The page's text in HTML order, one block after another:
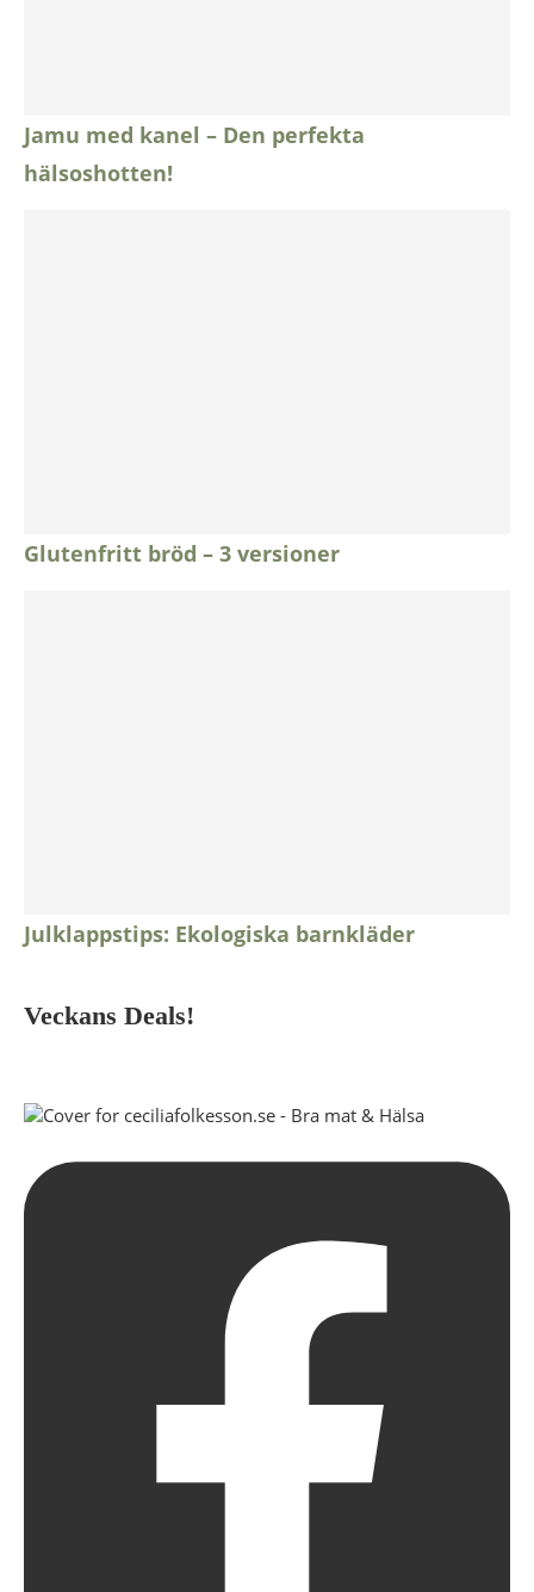
Jamu med kanel – Den perfekta
hälsoshotten!
Glutenfritt bröd – 3 versioner
Julklappstips: Ekologiska barnkläder
Veckans Deals!